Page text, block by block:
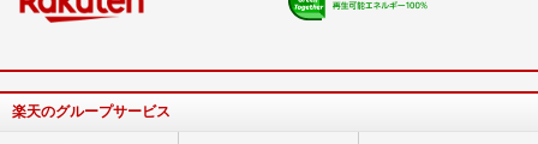
楽天のグループサービス